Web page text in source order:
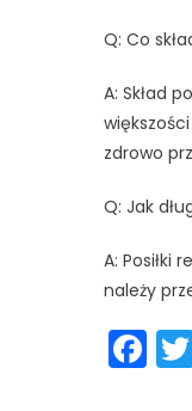
Q: Co
A: Skład
zdrowo
Q: Jak
A: Posiłki
należy